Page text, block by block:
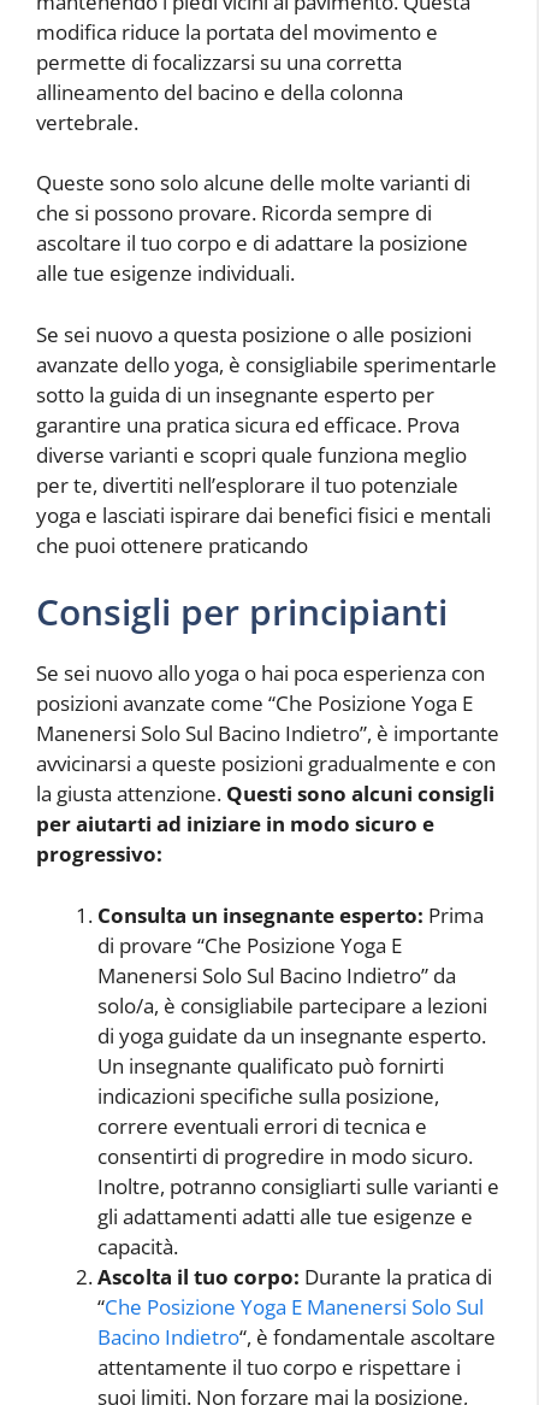
modifica riduce la portata del movimento e
permette di focalizzarsi su una corretta
allineamento del bacino e della colonna
vertebrale.
Queste sono solo alcune delle molte varianti di
che si possono provare. Ricorda sempre di
ascoltare il tuo corpo e di adattare la posizione
alle tue esigenze individuali.
Se sei nuovo a questa posizione o alle posizioni
avanzate dello yoga, è consigliabile sperimentarle
sotto la guida di un insegnante esperto per
garantire una pratica sicura ed efficace. Prova
diverse varianti e scopri quale funziona meglio
per te, divertiti nell’esplorare il tuo potenziale
yoga e lasciati ispirare dai benefici fisici e mentali
che puoi ottenere praticando
Consigli per principianti
Se sei nuovo allo yoga o hai poca esperienza con
posizioni avanzate come “Che Posizione Yoga E
Manenersi Solo Sul Bacino Indietro”, è importante
avvicinarsi a queste posizioni gradualmente e con
la giusta attenzione. Questi sono alcuni consigli
per aiutarti ad iniziare in modo sicuro e
progressivo:
Consulta un insegnante esperto: Prima
di provare “Che Posizione Yoga E
Manenersi Solo Sul Bacino Indietro” da
solo/a, è consigliabile partecipare a lezioni
di yoga guidate da un insegnante esperto.
Un insegnante qualificato può fornirti
indicazioni specifiche sulla posizione,
correre eventuali errori di tecnica e
consentirti di progredire in modo sicuro.
Inoltre, potranno consigliarti sulle varianti e
gli adattamenti adatti alle tue esigenze e
capacità.
Ascolta il tuo corpo: Durante la pratica di
“Che Posizione Yoga E Manenersi Solo Sul
Bacino Indietro“, è fondamentale ascoltare
attentamente il tuo corpo e rispettare i
suoi limiti. Non forzare mai la posizione,